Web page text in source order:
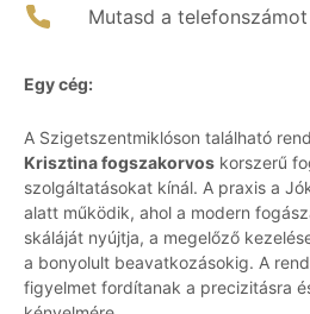
Mutasd a telefonszámot
Egy cég:
A Szigetszentmiklóson található
Krisztina fogszakorvos korszerű
szolgáltatásokat kínál. A praxis a
alatt működik, ahol a modern
skáláját nyújtja, a megelőző
a bonyolult beavatkozásokig. A
figyelmet fordítanak a precizitásra